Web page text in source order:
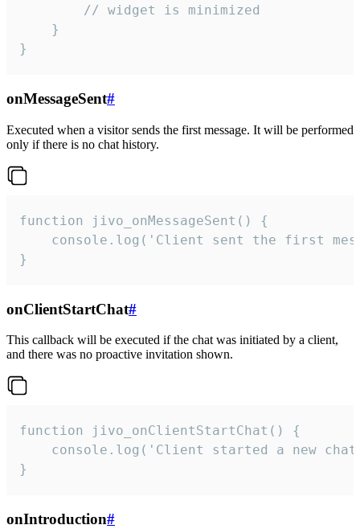
        // widget is minimized
    }
}
onMessageSent#
Executed when a visitor sends the first message. It will be performed
only if there is no chat history.
function jivo_onMessageSent() {
console.log('Client sent the first
}
onClientStartChat#
This callback will be executed if the chat was initiated by a client,
and there was no proactive invitation shown.
function jivo_onClientStartChat() {
console.log('Client started a new
}
onIntroduction#